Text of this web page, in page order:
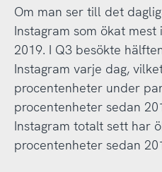
Om man ser till det
Instagram som ökat
2019. I Q3 besökte
Instagram varje dag,
procentenheter under
procentenheter sedan
Instagram totalt sett har
procentenheter sedan